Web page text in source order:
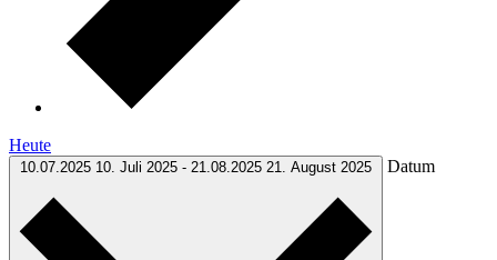
Heute
10.07.2025 10. Juli 2025 - 21.08.2025 21. August 2025 Datum